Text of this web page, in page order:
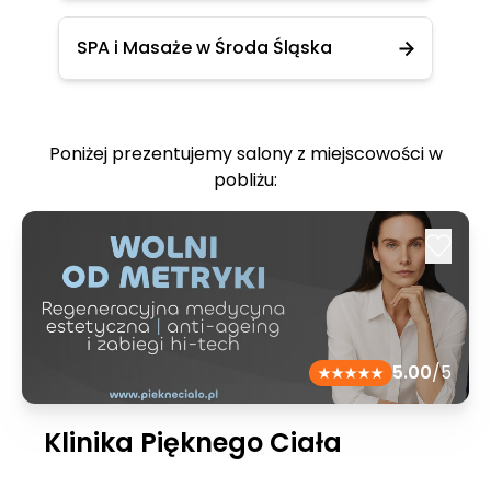
SPA i Masaże w Środa Śląska
Poniżej prezentujemy salony z miejscowości w
pobliżu:
5.00/5
Klinika Pięknego Ciała